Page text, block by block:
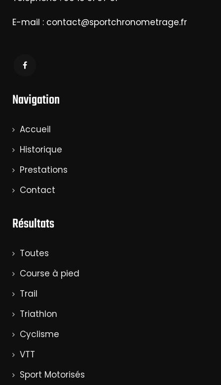
E-mail : contact@sportchronometrage.fr
Navigation
Accueil
Historique
Prestations
Contact
Résultats
Toutes
Course à pied
Trail
Triathlon
Cyclisme
VTT
Sport Motorisés